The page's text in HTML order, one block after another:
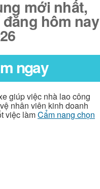
mới nhất,
hôm nay
ngay
giúp việc nhà lao công
nhân viên kinh doanh
việc làmCẩm nang chọn